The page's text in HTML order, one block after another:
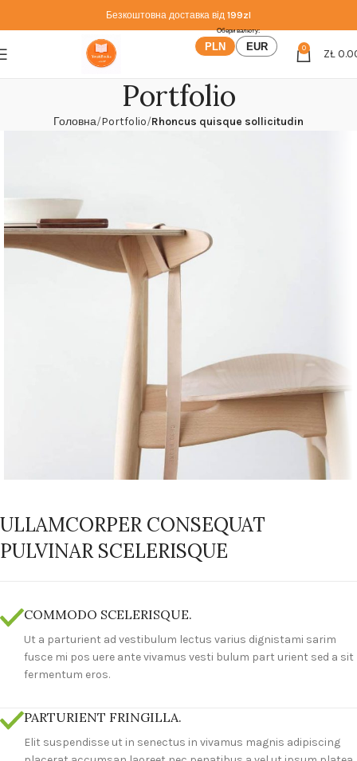
Безкоштовна доставка від 199zl
PLN EUR 0 ZŁ
Portfolio
Головна Portfolio Rhoncus quisque sollicitudin
ULLAMCORPER CONSEQUAT
PULVINAR SCELERISQUE
COMMODO SCELERISQUE.
Ut a parturient ad vestibulum lectus varius dignistami sarim
fusce mi pos uere ante vivamus vesti bulum part urient sed a sit
fermentum eros.
PARTURIENT FRINGILLA.
Elit suspendisse ut in senectus in vivamus magnis adipiscing